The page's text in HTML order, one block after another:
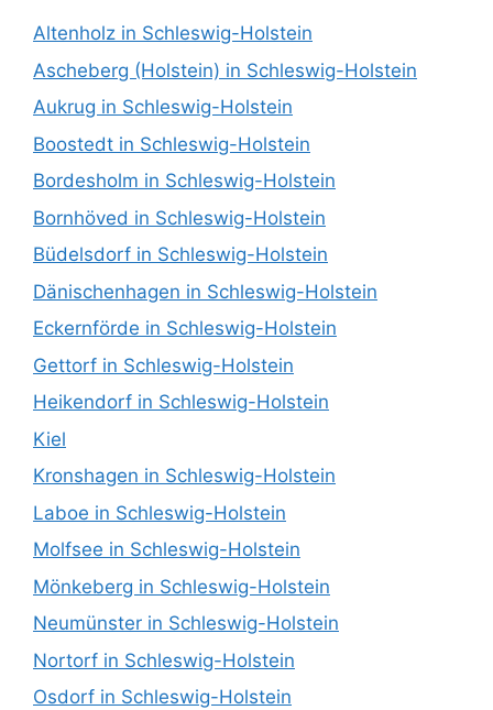
Altenholz in Schleswig-Holstein
Ascheberg (Holstein) in Schleswig-Holstein
Aukrug in Schleswig-Holstein
Boostedt in Schleswig-Holstein
Bordesholm in Schleswig-Holstein
Bornhöved in Schleswig-Holstein
Büdelsdorf in Schleswig-Holstein
Dänischenhagen in Schleswig-Holstein
Eckernförde in Schleswig-Holstein
Gettorf in Schleswig-Holstein
Heikendorf in Schleswig-Holstein
Kiel
Kronshagen in Schleswig-Holstein
Laboe in Schleswig-Holstein
Molfsee in Schleswig-Holstein
Mönkeberg in Schleswig-Holstein
Neumünster in Schleswig-Holstein
Nortorf in Schleswig-Holstein
Osdorf in Schleswig-Holstein